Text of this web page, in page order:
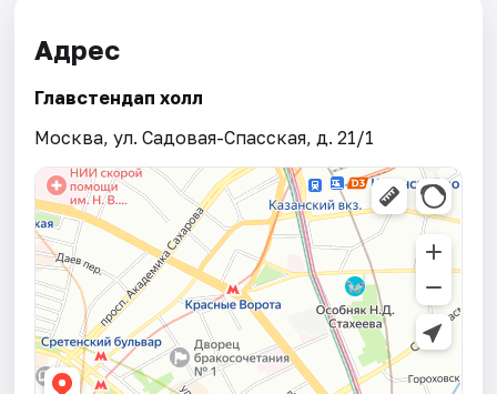
Адрес
Главстендап холл
Москва, ул. Садовая-Спасская, д. 21/1